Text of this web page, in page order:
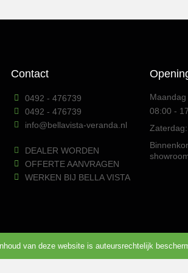
Contact
0492 - 476739
0492 - 476739
info@bellavista-veranda.nl
DEALER WORDEN
OFFERTE AANVRAGEN
WERKEN BIJ BELLA VISTA
08:00 -
van deze website is auteursrechtelijk